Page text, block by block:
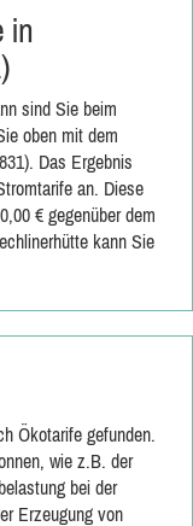
in
sind Sie beim
oben mit dem
Das Ergebnis
an. Diese
€ gegenüber dem
kann Sie
Ökotarife gefunden.
wie z.B. der
bei der
Erzeugung von